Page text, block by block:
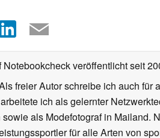
Notebookcheck veröffentlichtseit
freier Autor schreibe ich auch
ich als gelernter
als Modefotograf in Mailand.
für alle Arten von